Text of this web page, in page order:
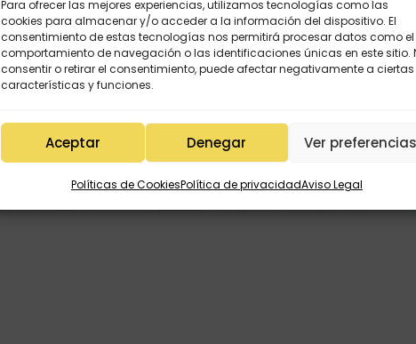
Para ofrecer las mejores experiencias, utilizamos tecnologías como las
cookies para almacenar y/o acceder a la información del dispositivo. El
consentimiento de estas tecnologías nos permitirá procesar datos como el
comportamiento de navegación o las identificaciones únicas en este sitio.
consentir o retirar el consentimiento, puede afectar negativamente a ciertas
características y funciones.
Aceptar Denegar Ver
Políticas de CookiesPolítica de privacidadAviso Legal